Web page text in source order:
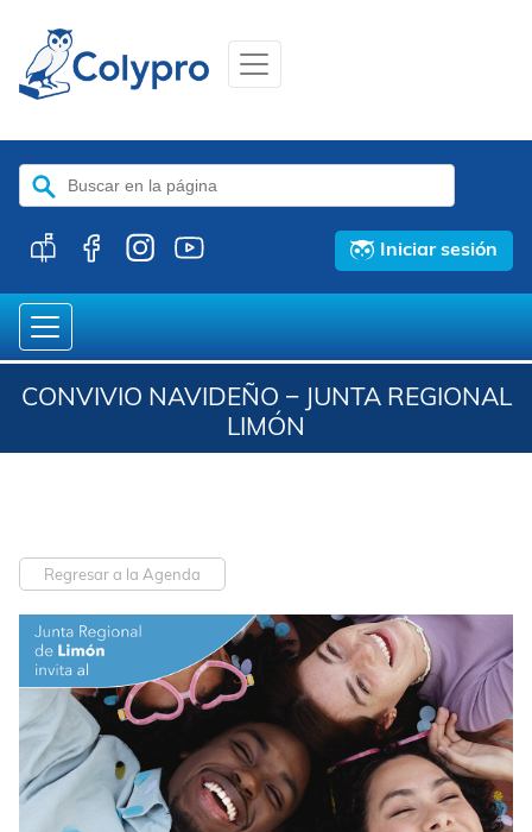
Buscar:
Iniciar sesión
CONVIVIO NAVIDEÑO − JUNTA REGIONAL
LIMÓN
Regresar a la Agenda